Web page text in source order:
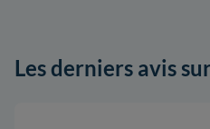
Les derniers avis